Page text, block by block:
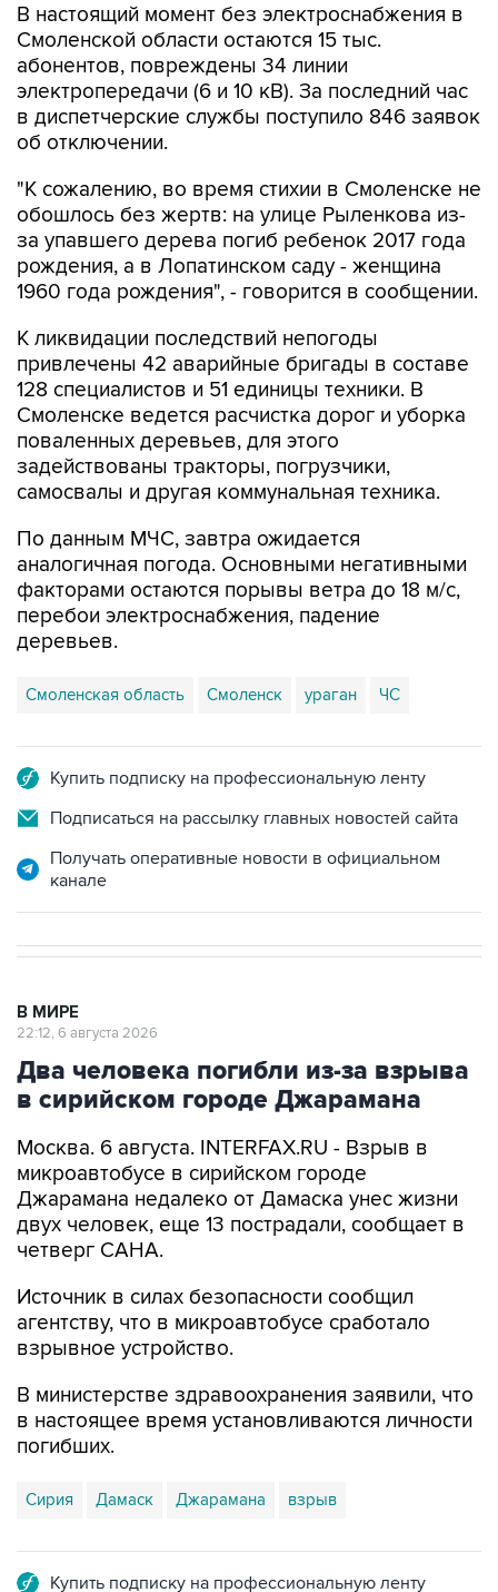
В настоящий момент без электроснабжения в
Смоленской области остаются 15 тыс.
абонентов, повреждены 34 линии
электропередачи (6 и 10 кВ). За последний час
в диспетчерские службы поступило 846 заявок
об отключении.
"К сожалению, во время стихии в Смоленске не
обошлось без жертв: на улице Рыленкова из-
за упавшего дерева погиб ребенок 2017 года
рождения, а в Лопатинском саду - женщина
1960 года рождения", - говорится в сообщении.
К ликвидации последствий непогоды
привлечены 42 аварийные бригады в составе
128 специалистов и 51 единицы техники. В
Смоленске ведется расчистка дорог и уборка
поваленных деревьев, для этого
задействованы тракторы, погрузчики,
самосвалы и другая коммунальная техника.
По данным МЧС, завтра ожидается
аналогичная погода. Основными негативными
факторами остаются порывы ветра до 18 м/с,
перебои электроснабжения, падение
деревьев.
Смоленская область Смоленск ураган ЧС
Купить подписку на профессиональную ленту
Подписаться на рассылку главных новостей сайта
Получать оперативные новости в официальном
канале
В МИРЕ
22:12, 6 августа 2026
Два человека погибли из-за взрыва
в сирийском городе Джарамана
Москва. 6 августа. INTERFAX.RU - Взрыв в
микроавтобусе в сирийском городе
Джарамана недалеко от Дамаска унес жизни
двух человек, еще 13 пострадали, сообщает в
четверг САНА.
Источник в силах безопасности сообщил
агентству, что в микроавтобусе сработало
взрывное устройство.
В министерстве здравоохранения заявили, что
в настоящее время установливаются личности
погибших.
Сирия Дамаск Джарамана взрыв
Купить подписку на профессиональную ленту